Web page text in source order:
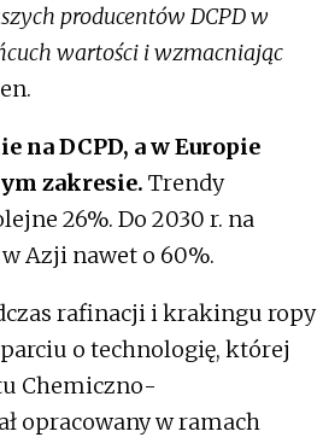
producentów DCPD w
wartości i wzmacniając
na DCPD, a w Europie
zakresie. Trendy
26%. Do 2030 r. na
Azji nawet o 60%.
rafinacji i krakingu ropy
o technologię, której
Chemiczno-
opracowany w ramach